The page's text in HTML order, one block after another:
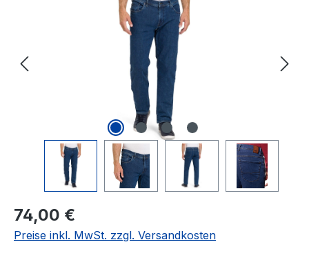
Regulärer Preis:
74,00 €
Preise inkl. MwSt. zzgl. Versandkosten